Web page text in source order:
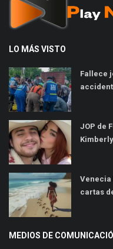
LO MÁS VISTO
Fallece
JOP de
Venecia
cartas
MEDIOS DE